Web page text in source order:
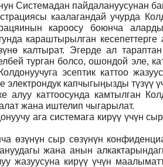
Системадан пайдалануусунан
каалагандай учурда
кароосу боюнча
караштырылган
калтырат. Эгерде ал
турган болсо, ошондой эле,
эсептик каттоо
капчыгыңызды түзүү
алуу каттоосунда камтылган
жана иштелип чыгарылат.
ага системага кирүү үчүн
өзүнүн сыр сөзүнүн
жана анын
жазуусуна кирүү үчүн